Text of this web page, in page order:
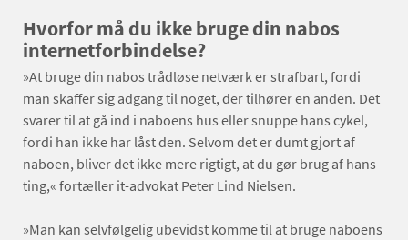
Hvorfor må du ikke bruge din nabos
internetforbindelse?
»At bruge din nabos trådløse netværk er strafbart, fordi
man skaffer sig adgang til noget, der tilhører en anden. Det
svarer til at gå ind i naboens hus eller snuppe hans cykel,
fordi han ikke har låst den. Selvom det er dumt gjort af
naboen, bliver det ikke mere rigtigt, at du gør brug af hans
ting,« fortæller it-advokat Peter Lind Nielsen.
»Man kan selvfølgelig ubevidst komme til at bruge naboens